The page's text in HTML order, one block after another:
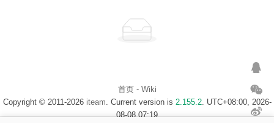
首页- Wiki
Copyright © 2011-2026 iteam. Current version is 2.155.2. UTC+08:00, 2026-
08-08 07:19